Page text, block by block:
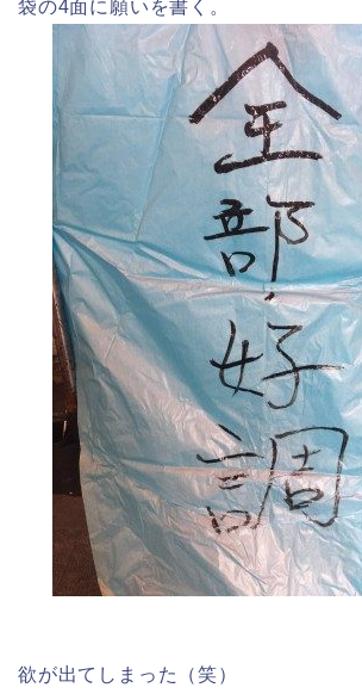
袋の4面に願いを書く。
欲が出てしまった（笑）